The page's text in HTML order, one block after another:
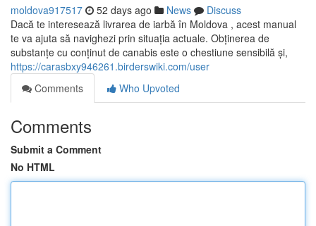
moldova917517 52 days ago News
Discuss
Dacă te interesează livrarea de iarbă în Moldova , acest manual
te va ajuta să navighezi prin situația actuale. Obținerea de
substanțe cu conținut de canabis este o chestiune sensibilă și,
https://carasbxy946261.birderswiki.com/user
Comments
Who Upvoted
Comments
Submit a Comment
No HTML